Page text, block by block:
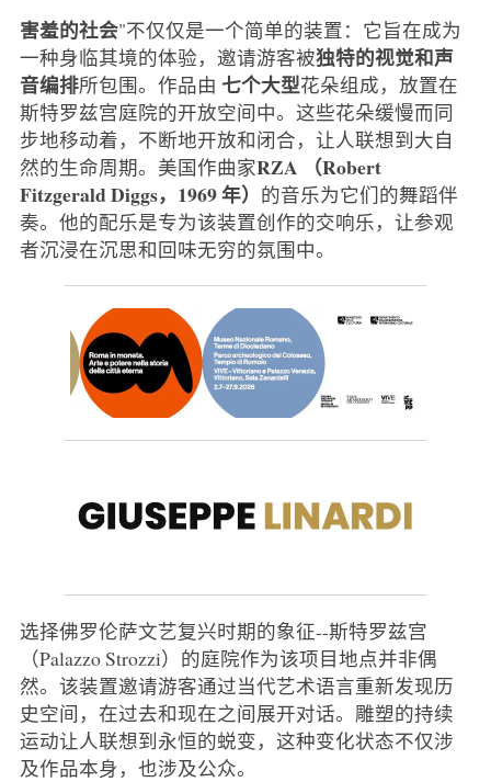
害羞的社会"不仅仅是一个简单的装置：它旨在成为
一种身临其境的体验，邀请游客被独特的视觉和声
音编排所包围。作品由 七个大型花朵组成，放置在
斯特罗兹宫庭院的开放空间中。这些花朵缓慢而同
步地移动着，不断地开放和闭合，让人联想到大自
然的生命周期。美国作曲家RZA
（Robert
Fitzgerald Diggs，1969 年） 的音乐为它们的舞蹈伴
奏。他的配乐是专为该装置创作的交响乐，让参观
者沉浸在沉思和回味无穷的氛围中。
选择佛罗伦萨文艺复兴时期的象征--斯特罗兹宫
（Palazzo Strozzi）的庭院作为该项目地点并非偶
然。该装置邀请游客通过当代艺术语言重新发现历
史空间，在过去和现在之间展开对话。雕塑的持续
运动让人联想到永恒的蜕变，这种变化状态不仅涉
及作品本身，也涉及公众。